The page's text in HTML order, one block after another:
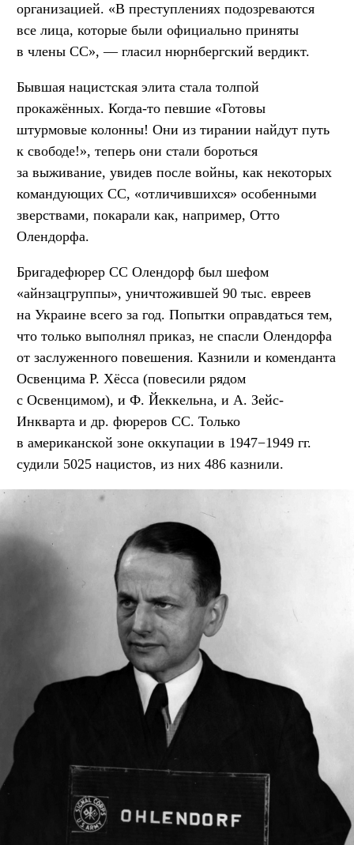
организацией. «В преступлениях подозреваются
все лица, которые были официально приняты
в члены СС», — гласил нюрнбергский вердикт.
Бывшая нацистская элита стала толпой
прокажённых. Когда-то певшие «Готовы
штурмовые колонны! Они из тирании найдут путь
к свободе!», теперь они стали бороться
за выживание, увидев после войны, как некоторых
командующих СС, «отличившихся» особенными
зверствами, покарали как, например, Отто
Олендорфа.
Бригадефюрер СС Олендорф был шефом
«айнзацгруппы», уничтожившей 90 тыс. евреев
на Украине всего за год. Попытки оправдаться тем,
что только выполнял приказ, не спасли Олендорфа
от заслуженного повешения. Казнили и коменданта
Освенцима Р. Хёсса (повесили рядом
с Освенцимом), и Ф. Йеккельна, и А. Зейс-
Инкварта и др. фюреров СС. Только
в американской зоне оккупации в 1947−1949 гг.
судили 5025 нацистов, из них 486 казнили.